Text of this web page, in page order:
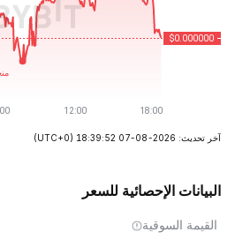
آخر تحديث: 2026-08-07 18:39:52 (UTC+0)
البيانات الإحصائية للسعر
القيمة السوقية